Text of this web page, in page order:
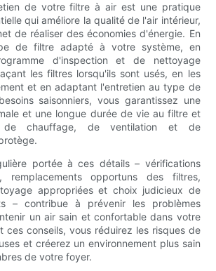
de votre filtre à air est une pratique
qui améliore la qualité de l'air intérieur,
de réaliser des économies d'énergie. En
de filtre adapté à votre système, en
d'inspection et de nettoyage
les filtres lorsqu'ils sont usés, en les
et en adaptant l'entretien au type de
saisonniers, vous garantissez une
et une longue durée de vie au filtre et
de chauffage, de ventilation et de
portée à ces détails – vérifications
remplacements opportuns des filtres,
appropriées et choix judicieux de
– contribue à prévenir les problèmes
un air sain et confortable dans votre
ces conseils, vous réduirez les risques de
et créerez un environnement plus sain
de votre foyer.